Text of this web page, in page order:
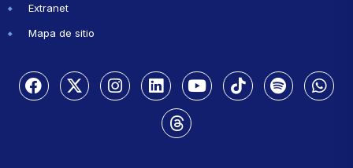
Extranet
Mapa de sitio